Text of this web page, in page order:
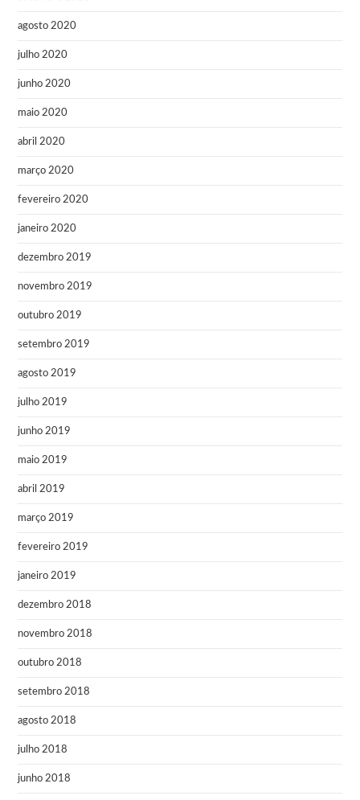
agosto 2020
julho 2020
junho 2020
maio 2020
abril 2020
março 2020
fevereiro 2020
janeiro 2020
dezembro 2019
novembro 2019
outubro 2019
setembro 2019
agosto 2019
julho 2019
junho 2019
maio 2019
abril 2019
março 2019
fevereiro 2019
janeiro 2019
dezembro 2018
novembro 2018
outubro 2018
setembro 2018
agosto 2018
julho 2018
junho 2018